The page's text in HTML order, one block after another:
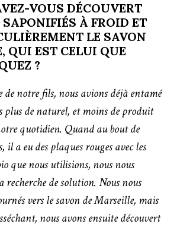
VOUS DÉCOUVERT
SAPONIFIÉS À FROID ET
LE SAVON
QUI EST CELUI QUE
?
de notre fils, nous avions déjà entamé
plus de naturel, et moins de produit
quotidien. Quand au bout de
il a eu des plaques rouges avec les
que nous utilisions, nous nous
recherche de solution. Nous nous
vers le savon de Marseille, mais
nous avons ensuite découvert